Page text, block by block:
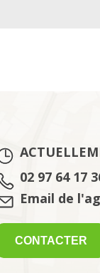
Tél. :
02 97 64 17
Email :
Email de
CONTACTER